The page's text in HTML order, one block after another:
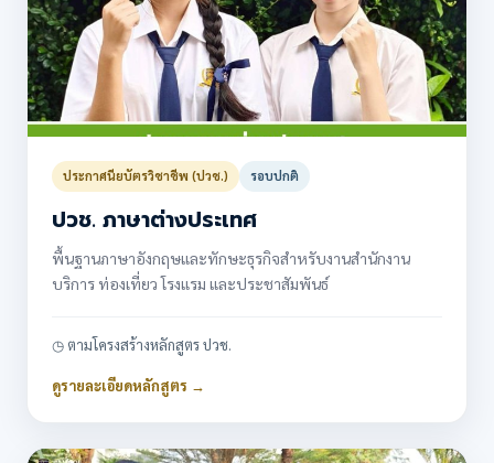
ประกาศนียบัตรวิชาชีพ (ปวช.) รอบปกติ
ปวช. ภาษาต่างประเทศ
พื้นฐานภาษาอังกฤษและทักษะธุรกิจสำหรับงานสำนักงาน
บริการ ท่องเที่ยว โรงแรม และประชาสัมพันธ์
◷ ตามโครงสร้างหลักสูตร ปวช.
ดูรายละเอียดหลักสูตร →